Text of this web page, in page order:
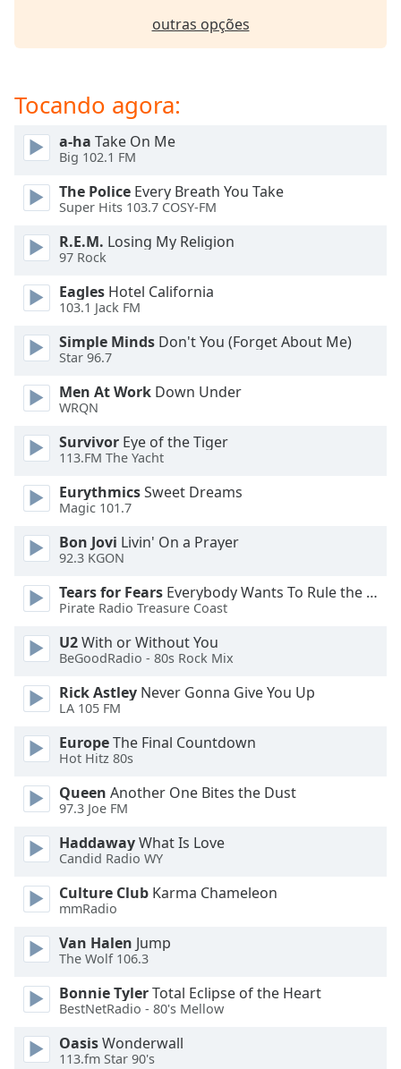
Escape
Text
Opacity
Text
Background
Area
Background
Color
Opacity
Font
Size
Text
Done
Close
Dialog
End
dialog
outras opções
Tocando agora:
a-ha Take On Me
Big 102.1 FM
The Police Every Breath You Take
Super Hits 103.7 COSY-FM
R.E.M. Losing My Religion
97 Rock
Eagles Hotel California
103.1 Jack FM
Simple Minds Don't You (Forget About Me)
Star 96.7
Men At Work Down Under
WRQN
Survivor Eye of the Tiger
113.FM The Yacht
EurythmicsSweet Dreams
Magic 101.7
Bon Jovi Livin' On a Prayer
92.3 KGON
Tears for Fears Everybody Wants To Rule the World
Pirate Radio Treasure Coast
U2With or Without You
BeGoodRadio - 80s Rock Mix
Rick Astley Never Gonna Give You Up
LA 105 FM
EuropeThe Final Countdown
Hot Hitz 80s
Queen Another One Bites the Dust
97.3 Joe FM
HaddawayWhat Is Love
Candid Radio WY
Culture Club Karma Chameleon
mmRadio
Van Halen Jump
The Wolf 106.3
Bonnie TylerTotal Eclipse of the Heart
BestNetRadio - 80's Mellow
OasisWonderwall
113.fm Star 90's